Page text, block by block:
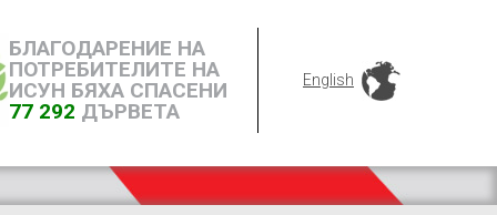
БЛАГОДАРЕНИЕ НА
ПОТРЕБИТЕЛИТЕ НА
ИСУН БЯХА СПАСЕНИ
77 292 ДЪРВЕТА
English